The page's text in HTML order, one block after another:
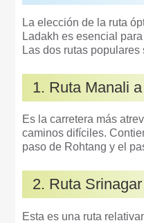
La elección de la ruta
Ladakh es esencial
Las dos rutas
1. Ruta Manali
Es la carretera más
caminos difíciles.
paso de Rohtang y el
2. Ruta
Esta es una ruta